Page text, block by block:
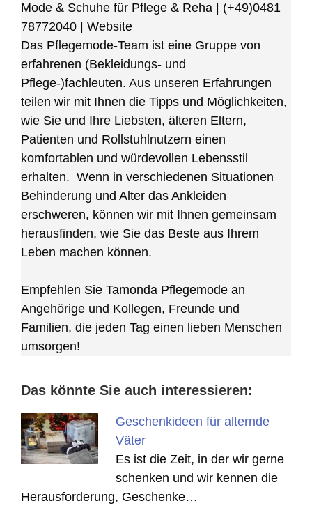
Mode & Schuhe für Pflege & Reha
(+49)0481
78772040
Website
Das Pflegemode-Team ist eine Gruppe von
erfahrenen (Bekleidungs- und
Pflege-)fachleuten. Aus unseren Erfahrungen
teilen wir mit Ihnen die Tipps und Möglichkeiten,
wie Sie und Ihre Liebsten, älteren Eltern,
Patienten und Rollstuhlnutzern einen
komfortablen und würdevollen Lebensstil
erhalten. Wenn in verschiedenen Situationen
Behinderung und Alter das Ankleiden
erschweren, können wir mit Ihnen gemeinsam
herausfinden, wie Sie das Beste aus Ihrem
Leben machen können.
Empfehlen Sie Tamonda Pflegemode an
Angehörige und Kollegen, Freunde und
Familien, die jeden Tag einen lieben Menschen
umsorgen!
Das könnte Sie auch interessieren:
Geschenkideen für alternde
Väter
Es ist die Zeit, in der wir gerne
schenken und wir kennen die
Herausforderung, Geschenke…